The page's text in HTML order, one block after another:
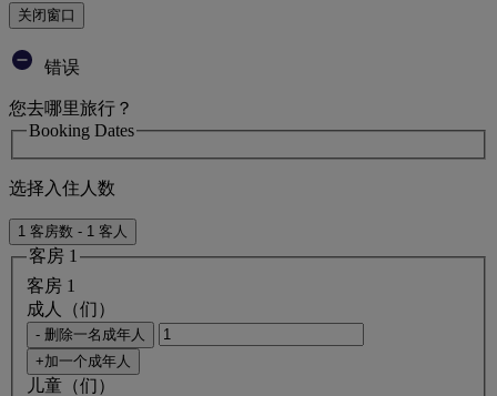
关闭窗口
错误
您去哪里旅行？
Booking Dates
选择入住人数
1 客房数 - 1 客人
客房 1
客房 1
成人（们）
- 删除一名成年人
+加一个成年人
儿童（们）